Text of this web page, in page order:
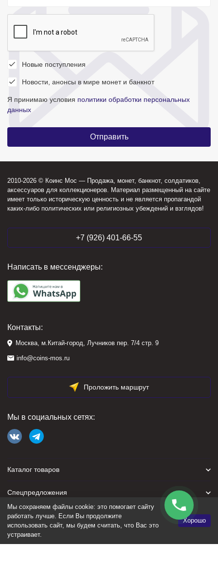
Новые поступления
Новости, анонсы в мире монет и банкнот
Я принимаю условия политики обработки персональных
данных
2010-2026 © Коинс Мос — Продажа, монет, банкнот, солдатиков,
аксессуаров для коллекционеров. Материал размещенный на сайте
имеет только историческую ценность и не является пропагандой
каких-либо политических или религиозных убеждений и взглядов!
+7 (926) 401-66-55
Написать в мессенджеры:
Контакты:
Москва, м.Китай-город, Лучников пер. 7/4 стр. 9
info@coins-mos.ru
Проложить маршрут
Мы в социальных сетях:
Каталог товаров
Спецпредложения
Для покупателя
Политика персональных данных
Мы сохраняем файлы cookie: это помогает сайту
работать лучше. Если Вы продолжите
использовать сайт, мы будем считать, что Вас это
устраивает.
Хорошо